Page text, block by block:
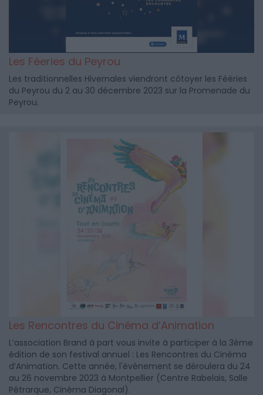
Les Féeries du Peyrou
Les traditionnelles Hivernales viendront côtoyer les Fééries
du Peyrou du 2 au 30 décembre 2023 sur la Promenade du
Peyrou.
Les Rencontres du Cinéma d’Animation
L’association Brand à part vous invite à participer à la 3ème
édition de son festival annuel : Les Rencontres du Cinéma
d’Animation. Cette année, l'événement se déroulera du 24
au 26 novembre 2023 à Montpellier (Centre Rabelais, Salle
Pétrarque, Cinéma Diagonal).